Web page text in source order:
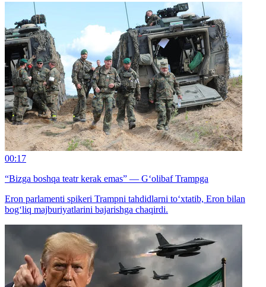
00:17
“Bizga boshqa teatr kerak emas” — G‘olibaf Trampga
Eron parlamenti spikeri Trampni tahdidlarni to‘xtatib, Eron bilan
bog‘liq majburiyatlarini bajarishga chaqirdi.